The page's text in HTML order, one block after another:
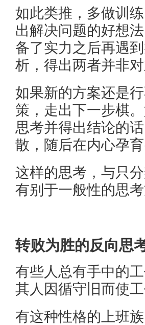
如此类推，多做训
出解决问题的好想
备了实力之后再遇
析，得出两者并非
如果新的方案还是
策，走出下一步棋
思考并得出结论的
散，随后在内心孕
这样的思考，与只
有别于一般性的思
转败为胜的反向思
有些人总有手中的
其人因循守旧而使
有这种性格的上班